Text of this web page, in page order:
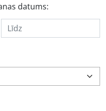
datums: